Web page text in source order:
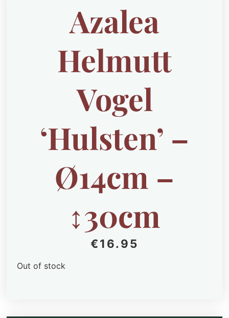
Azalea
Helmutt
Vogel
‘Hulsten’ –
Ø14cm –
↕30cm
€16.95
Out of stock